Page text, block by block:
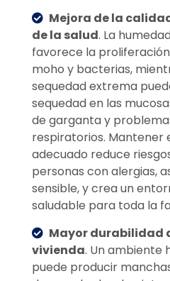
Mejora de la
de la salud. La
favorece la
moho y bacterias,
sequedad extrema
sequedad en las
de garganta y
respiratorios. Mantener
adecuado reduce
personas con alergias,
sensible, y crea un
saludable para toda la
Mayor durabilidad
vivienda. Un ambiente
puede producir